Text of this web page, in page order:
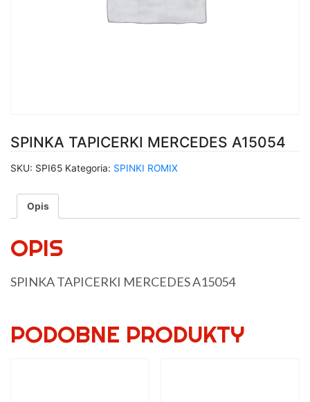
SPINKA TAPICERKI MERCEDES A15054
SKU: SPI65 Kategoria: SPINKI ROMIX
Opis
OPIS
SPINKA TAPICERKI MERCEDES A15054
PODOBNE PRODUKTY